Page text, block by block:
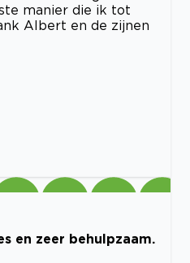
manier die ik tot
Albert en de zijnen
en zeer behulpzaam.